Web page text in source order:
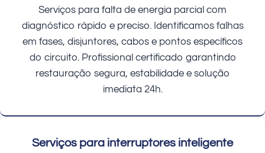
Serviços para falta de energia parcial com
diagnóstico rápido e preciso. Identificamos falhas
em fases, disjuntores, cabos e pontos específicos
do circuito. Profissional certificado garantindo
restauração segura, estabilidade e solução
imediata 24h.
Serviços para interruptores inteligente